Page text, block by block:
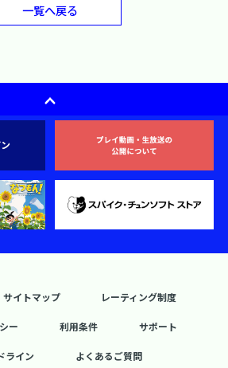
一覧へ戻る
サイトマップ レーティング制度
ー 利用条件 サポート
ライン よくあるご質問